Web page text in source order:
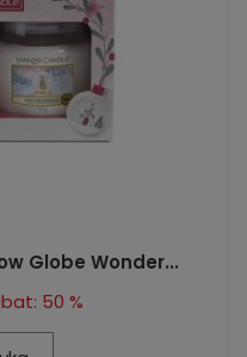
Globe Wonder...
50 %